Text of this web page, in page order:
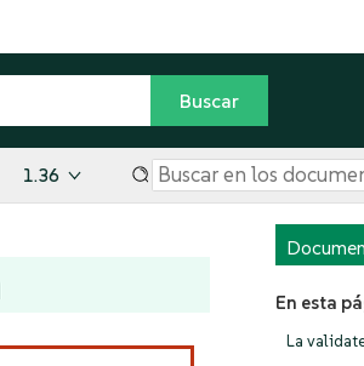
1.36
En esta
La